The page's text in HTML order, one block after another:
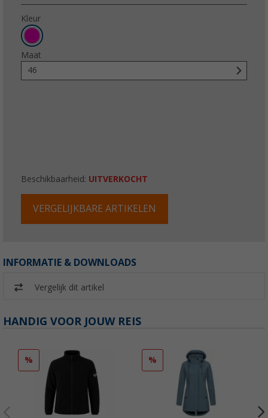
Kleur
Maat
46
Beschikbaarheid: UITVERKOCHT
VERGELIJKBARE ARTIKELEN
INFORMATIE & DOWNLOADS
Vergelijk dit artikel
HANDIG VOOR JOUW REIS
% %